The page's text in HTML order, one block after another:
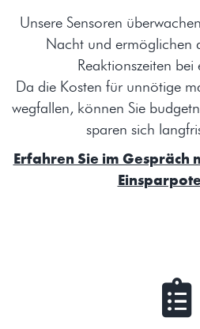
Unsere Sensoren
Nacht und ermöglichen
Reaktionszeiten bei
Da die Kosten für unnötige
wegfallen, können Sie
sparen sich
Erfahren Sie im Gespräch